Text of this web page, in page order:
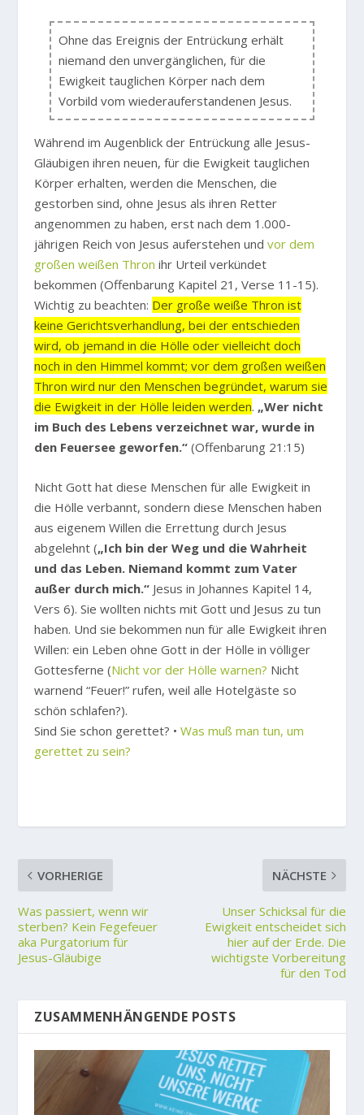
Ohne das Ereignis der Entrückung erhält
niemand den unvergänglichen, für die
Ewigkeit tauglichen Körper nach dem
Vorbild vom wiederauferstandenen Jesus.
Während im Augenblick der Entrückung alle Jesus-
Gläubigen ihren neuen, für die Ewigkeit tauglichen
Körper erhalten, werden die Menschen, die
gestorben sind, ohne Jesus als ihren Retter
angenommen zu haben, erst nach dem 1.000-
jährigen Reich von Jesus auferstehen undvor dem
großen weißen Thron ihr Urteil verkündet
bekommen (Offenbarung Kapitel 21, Verse 11-15).
Wichtig zu beachten: Der große weiße Thron ist
keine Gerichtsverhandlung, bei der entschieden
wird, ob jemand in die Hölle oder vielleicht doch
noch in den Himmel kommt; vor dem großen weißen
Thron wird nur den Menschen begründet, warum sie
die Ewigkeit in der Hölle leiden werden. „Wer nicht
im Buch des Lebens verzeichnet war, wurde in
den Feuersee geworfen.“ (Offenbarung 21:15)
Nicht Gott hat diese Menschen für alle Ewigkeit in
die Hölle verbannt, sondern diese Menschen haben
aus eigenem Willen die Errettung durch Jesus
abgelehnt („Ich bin der Weg und die Wahrheit
und das Leben. Niemand kommt zum Vater
außer durch mich.“ Jesus in Johannes Kapitel 14,
Vers 6). Sie wollten nichts mit Gott und Jesus zu tun
haben. Und sie bekommen nun für alle Ewigkeit ihren
Willen: ein Leben ohne Gott in der Hölle in völliger
Gottesferne (Nicht vor der Hölle warnen? Nicht
warnend “Feuer!” rufen, weil alle Hotelgäste so
schön schlafen?).
Sind Sie schon gerettet? •Was muß man tun, um
gerettet zu sein?
VORHERIGE
Was passiert, wenn wir
sterben? Kein Fegefeuer
aka Purgatorium für
Jesus-Gläubige
NÄCHSTE
Unser Schicksal für die
Ewigkeit entscheidet sich
hier auf der Erde. Die
wichtigste Vorbereitung
für den Tod
ZUSAMMENHÄNGENDE POSTS